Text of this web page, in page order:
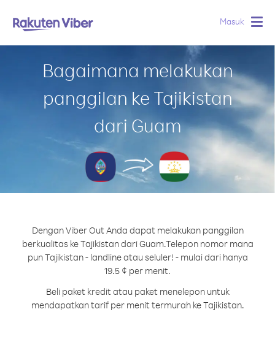
Masuk
Bagaimana melakukan
panggilan ke Tajikistan
dari Guam
Dengan Viber Out Anda dapat melakukan panggilan
berkualitas ke Tajikistan dari Guam.Telepon nomor mana
pun Tajikistan - landline atau seluler! - mulai dari hanya
19.5 ¢ per menit.
Beli paket kredit atau paket menelepon untuk
mendapatkan tarif per menit termurah ke Tajikistan.